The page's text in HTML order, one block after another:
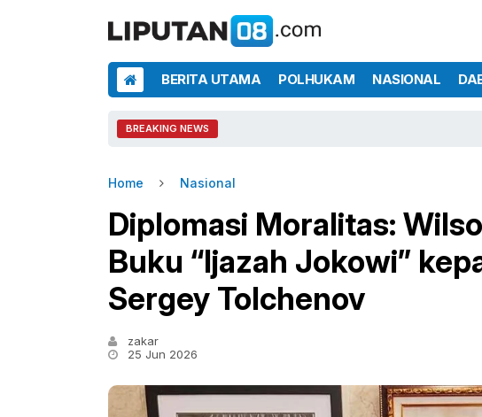
BERITA UTAMA POLHUKAM NASIONAL
BREAKING NEWS
Home Nasional
Diplomasi Moralitas:
Buku “Ijazah Jokowi”
Sergey Tolchenov
zakar
25 Jun 2026